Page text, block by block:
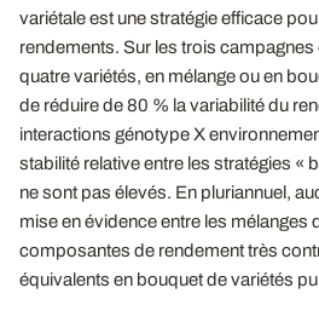
variétale est une stratégie efficace
rendements. Sur les trois
quatre variétés, en mélange ou en
de réduire de 80 % la variabilité du
interactions génotype X
stabilité relative entre les stratégies «
ne sont pas élevés. En pluriannuel,
mise en évidence entre les mélanges
composantes de rendement très
équivalents en bouquet de variétés